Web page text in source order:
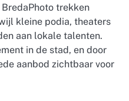
trekken
kleine podia, theaters
aan lokale talenten.
in de stad, en door
aanbod zichtbaar voor